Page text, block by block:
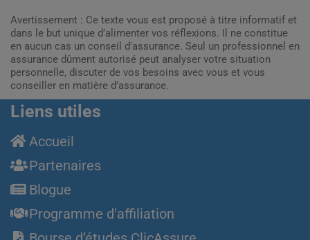
Avertissement : Ce texte vous est proposé à titre informatif et
dans le but unique d’alimenter vos réflexions. Il ne constitue
en aucun cas un conseil d'assurance. Seul un professionnel en
assurance dûment autorisé peut analyser votre situation
personnelle, discuter de vos besoins avec vous et vous
conseiller en matière d’assurance.
Liens utiles
Accueil
Partenaires
Blogue
Programme d'affiliation